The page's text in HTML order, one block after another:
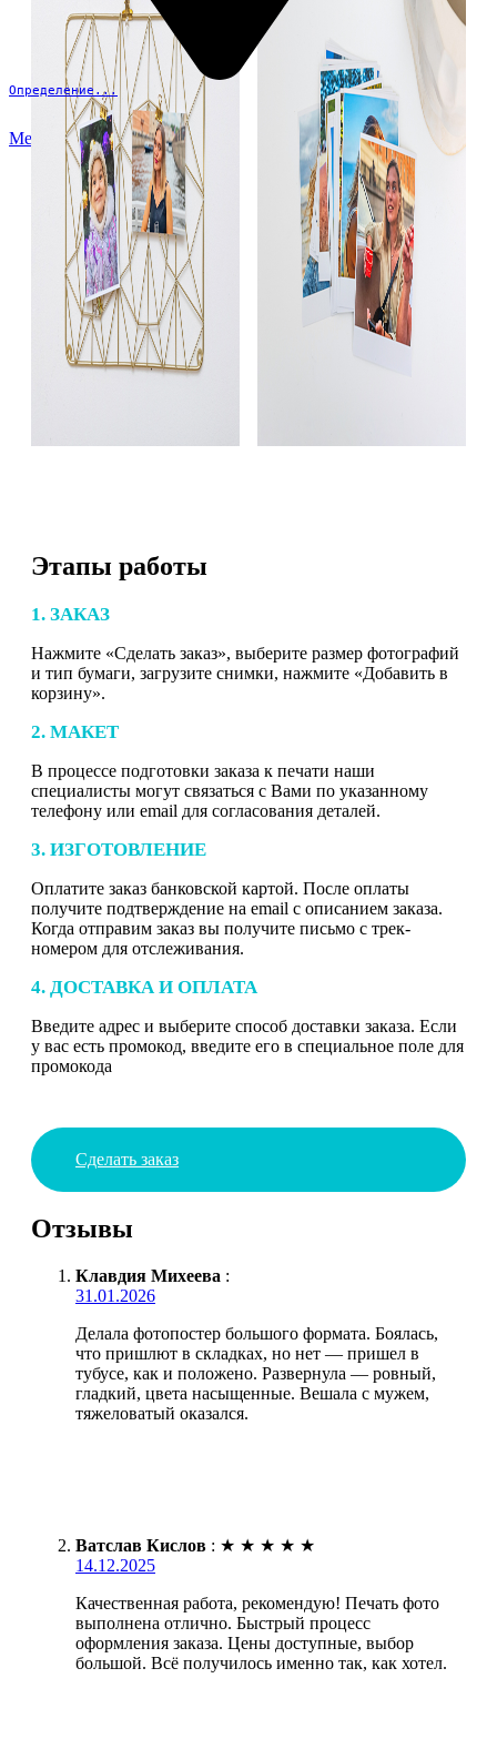
Определение...
Меню
Этапы работы
1. ЗАКАЗ
Нажмите «Сделать заказ», выберите размер фотографий
и тип бумаги, загрузите снимки, нажмите «Добавить в
корзину».
2. МАКЕТ
В процессе подготовки заказа к печати наши
специалисты могут связаться с Вами по указанному
телефону или email для согласования деталей.
3. ИЗГОТОВЛЕНИЕ
Оплатите заказ банковской картой. После оплаты
получите подтверждение на email с описанием заказа.
Когда отправим заказ вы получите письмо с трек-
номером для отслеживания.
4. ДОСТАВКА И ОПЛАТА
Введите адрес и выберите способ доставки заказа. Если
у вас есть промокод, введите его в специальное поле для
промокода
Сделать заказ
Отзывы
Клавдия Михеева :
31.01.2026
Делала фотопостер большого формата. Боялась,
что пришлют в складках, но нет — пришел в
тубусе, как и положено. Развернула — ровный,
гладкий, цвета насыщенные. Вешала с мужем,
тяжеловатый оказался.
Ватслав Кислов : ★ ★ ★ ★ ★
14.12.2025
Качественная работа, рекомендую! Печать фото
выполнена отлично. Быстрый процесс
оформления заказа. Цены доступные, выбор
большой. Всё получилось именно так, как хотел.